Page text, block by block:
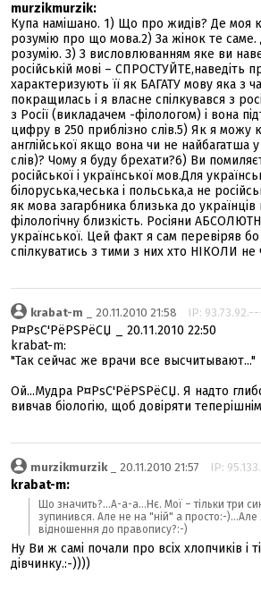
murzikmurzik:
Купа намішано. 1) Що про жидів? Де моя
розумію про що мова.2) За жінок те
розумію. 3) З висловлюванням яке ви
російській мові – СПРОСТУЙТЕ,наведіть
характеризують її як БАГАТУ мову яка з
покращилась і я власне спілкувався з
з Росії (викладачем -філологом) і вона
цифру в 250 приблізно слів.5) Як я можу
англійської якщо вона чи не найбагатша у
слів)? Чому я буду брехати?6) Ви
російської і української мов.Для
білоруська,чеська і польська,а не
як мова загарбника близька до українців
філологічну близкість. Росіяни
української. Цей факт я сам перевіряв
спілкуватись з тими з них хто НІКОЛИ не
krabat-m _ 20.11.2010 21:58 IP:
Р¤РѕС'РёРЅРёСЏ _ 20.11.2010 22:50
krabat-m:
"Так сейчас же врачи все высчитывают..."
Ой...Мудра Р¤РѕС'РёРЅРёСЏ. Я надто
вивчав біологію, щоб довіряти
murzikmurzik_ 20.11.2010 21:57 IP:
krabat-m:
Що значить?...А-а-а...Нє. Мої – тільки три
зупинився. Але не на "ній" а просто:-
відношення до правопису?:-)
Ну Ви ж самі почали про всіх хлопчиків і
дівчинку.:-))))